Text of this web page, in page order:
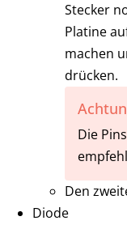
Stecker
Platine
machen
drücken.
Die
Den
Diode